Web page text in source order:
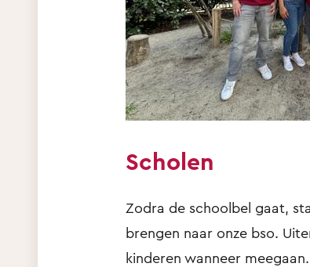
Scholen
Zodra de schoolbel gaat,
brengen naar onze bso.
kinderen wanneer